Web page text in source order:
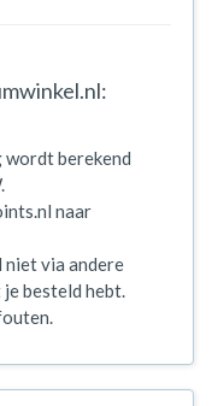
berekend
naar
niet via andere
besteld hebt.